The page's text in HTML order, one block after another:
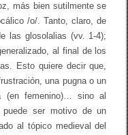
más bien sutilmente se
/o/. Tanto, claro, de
las glosolalias (vv. 1-4);
al final de los
Esto quiere decir que,
una pugna o un
(en femenino)… sino al
puede ser motivo de un
al tópico medieval del